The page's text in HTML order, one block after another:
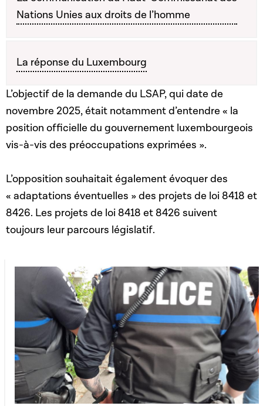
Nations Unies aux droits de l’homme
La réponse du Luxembourg
L’objectif de la demande du LSAP, qui date de
novembre 2025, était notamment d’entendre « la
position officielle du gouvernement luxembourgeois
vis-à-vis des préoccupations exprimées ».
L’opposition souhaitait également évoquer des
« adaptations éventuelles » des projets de loi 8418 et
8426. Les projets de loi 8418 et 8426 suivent
toujours leur parcours législatif.